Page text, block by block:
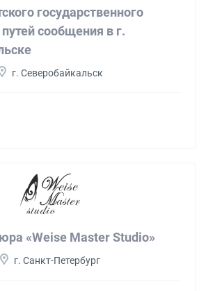
государственного
сообщения в г.
г. Северобайкальск
«Weise Master Studio»
г. Санкт-Петербург